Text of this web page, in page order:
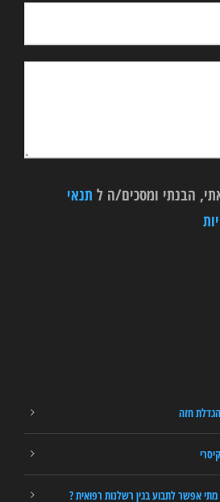
הבנתי ומסכים/ה ל תנאי
חזה
אפשר לתבוע בגין רשלנות רפואית ?